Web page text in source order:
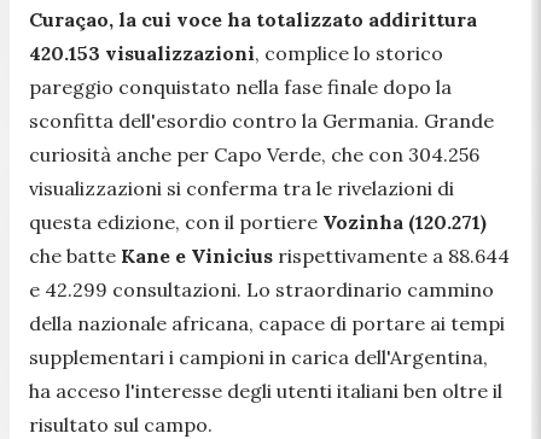
Curaçao, la cui voce ha totalizzato addirittura
420.153 visualizzazioni, complice lo storico
pareggio conquistato nella fase finale dopo la
sconfitta dell'esordio contro la Germania. Grande
curiosità anche per Capo Verde, che con 304.256
visualizzazioni si conferma tra le rivelazioni di
questa edizione, con il portiere Vozinha (120.271)
che batte Kane e Vinicius rispettivamente a 88.644
e 42.299 consultazioni. Lo straordinario cammino
della nazionale africana, capace di portare ai tempi
supplementari i campioni in carica dell'Argentina,
ha acceso l'interesse degli utenti italiani ben oltre il
risultato sul campo.